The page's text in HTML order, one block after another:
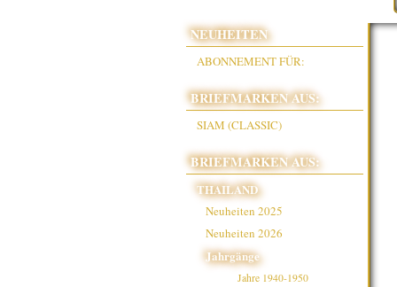
NEUHEITEN
ABONNEMENT FÜR:
BRIEFMARKEN AUS:
SIAM (CLASSIC)
BRIEFMARKEN AUS:
THAILAND
Neuheiten 2025
Neuheiten 2026
Jahrgänge
Jahre 1940-1950